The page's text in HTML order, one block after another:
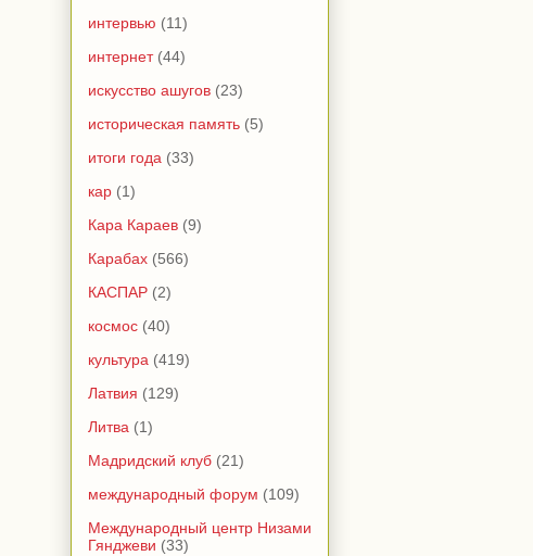
интервью (11)
интернет (44)
искусство ашугов (23)
историческая память (5)
итоги года (33)
кар (1)
Кара Караев (9)
Карабах (566)
КАСПАР (2)
космос (40)
культура (419)
Латвия (129)
Литва (1)
Мадридский клуб (21)
международный форум (109)
Международный центр Низами
Гянджеви (33)